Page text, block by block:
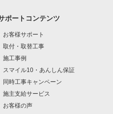
ポートコンテンツ
お客様サポート
取付・取替工事
施工事例
スマイル10・あんしん保証
同時工事キャンペーン
施主支給サービス
お客様の声